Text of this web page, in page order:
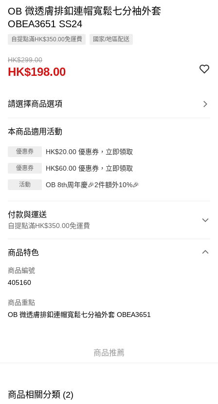
OB 微透膚排釦連帽寬鬆七分袖外套
OBEA3651 SS24
自提點滿HK$350.00免運費 國家/地區配送
HK$299.00
HK$198.00
請選擇商品選項
本商品適用活動
優惠券 HK$20.00 優惠券，立即領取
優惠券 HK$60.00 優惠券，立即領取
活動 OB 8th周年慶🎉2件額外10%🎉
付款與運送
自提點滿HK$350.00免運費
信用卡
Apple Pay
PayMe
付款後順豐站及營業點
商品特色
商品編號
405160
商品重點
OB 微透膚排釦連帽寬鬆七分袖外套 OBEA3651
商品推薦
商品相關分類 (2)